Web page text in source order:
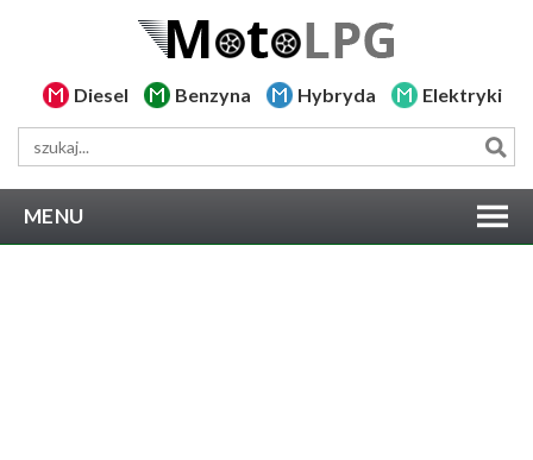
Diesel Benzyna Hybryda Elektryki
MENU